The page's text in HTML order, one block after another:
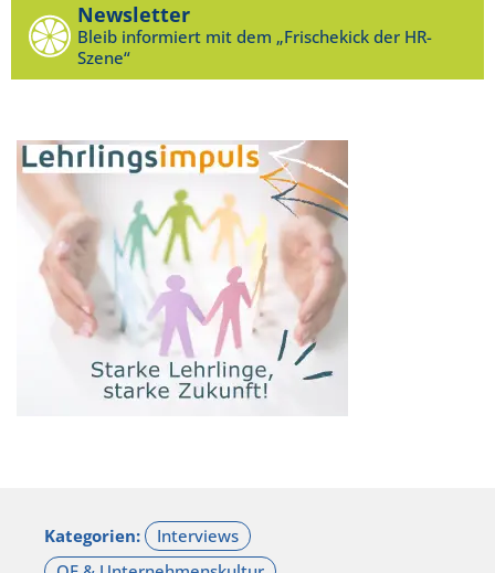
Newsletter
Bleib informiert mit dem „Frischekick der HR-
Szene“
Kategorien: